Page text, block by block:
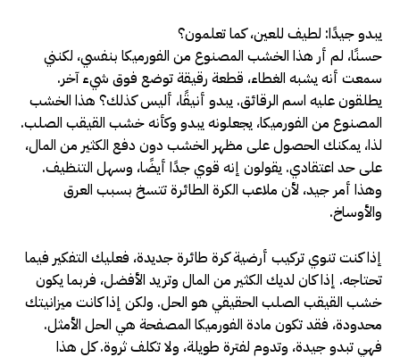
يبدو جيدًا: لطيف للعين، كما تعلمون؟
حسنًا، لم أر هذا الخشب المصنوع من الفورميكا بنفسي، لكنني
سمعت أنه يشبه الغطاء، قطعة رقيقة توضع فوق شيء آخر.
يطلقون عليه اسم الرقائق. يبدو أنيقًا، أليس كذلك؟ هذا الخشب
المصنوع من الفورميكا، يجعلونه يبدو وكأنه خشب القيقب الصلب.
لذا، يمكنك الحصول على مظهر الخشب دون دفع الكثير من المال،
على حد اعتقادي. يقولون إنه قوي جدًا أيضًا، وسهل التنظيف.
وهذا أمر جيد، لأن ملاعب الكرة الطائرة تتسخ بسبب العرق
والأوساخ.
إذا كنت تنوي تركيب أرضية كرة طائرة جديدة، فعليك التفكير فيما
تحتاجه. إذا كان لديك الكثير من المال وتريد الأفضل، فربما يكون
خشب القيقب الصلب الحقيقي هو الحل. ولكن إذا كانت ميزانيتك
محدودة، فقد تكون مادة الفورميكا المصفحة هي الحل الأمثل.
فهي تبدو جيدة، وتدوم لفترة طويلة، ولا تكلف ثروة. كل هذا